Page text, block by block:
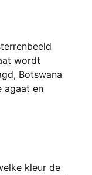
wordt
Botswana
agaat en
kleur de